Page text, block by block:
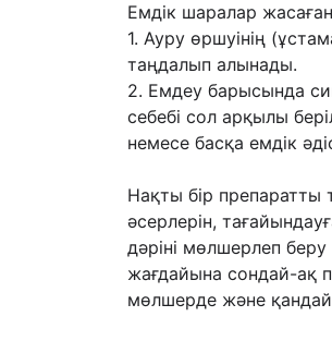
Емдік шаралар
1. Ауру өршуінің
таңдалып алынады.
2. Емдеу барысында
себебі сол арқылы
немесе басқа емдік
Нақты бір препаратты
əсерлерін,
дəріні мөлшерлеп
жағдайына сондай-ақ
мөлшерде жəне қандай